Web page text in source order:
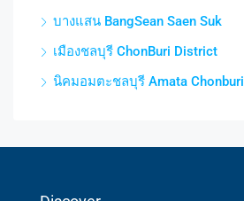
บางแสน BangSean Saen Suk
เมืองชลบุรี ChonBuri District
นิคมอมตะชลบุรี Amata Chonburi